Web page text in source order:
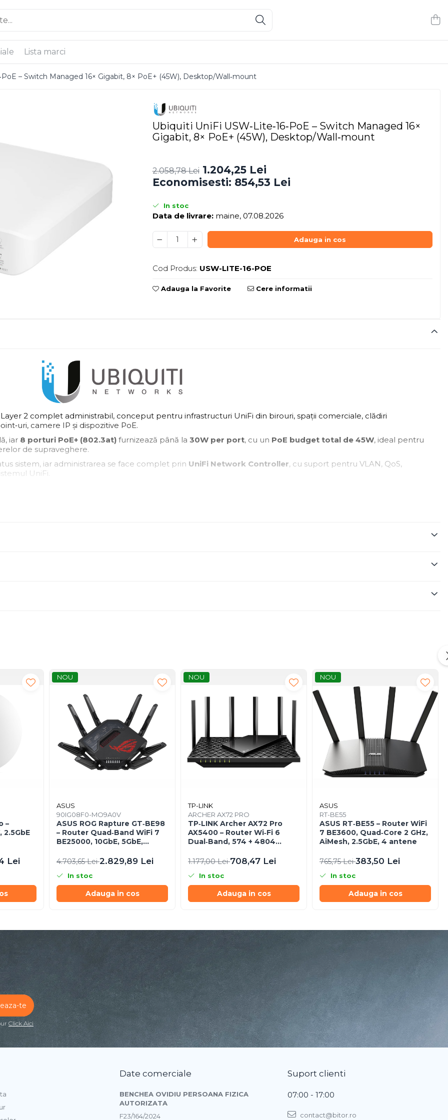
Lista marci
– Switch Managed 16× Gigabit, 8× PoE+ (45W), Desktop/Wall‑mount
Ubiquiti UniFi USW‑Lite‑16‑PoE – Switch Managed 16×
Gigabit, 8× PoE+ (45W), Desktop/Wall‑mount
2.058,78 Lei 1.204,25 Lei
Economisesti: 854,53 Lei
In stoc
Data de livrare:maine, 07.08.2026
Adauga in cos
Cod Produs: USW-LITE-16-POE
Adauga la Favorite Cere informatii
2 complet administrabil, conceput pentru infrastructuri UniFi din birouri, spații comerciale, clădiri
camere IP și dispozitive PoE.
iar 8 porturi PoE+ (802.3at) furnizează până la 30W per port, cu un PoE budget total de 45W, ideal pentru
de supraveghere.
sistem, iar administrarea se face complet prin UniFi Network Controller, cu suport pentru VLAN, QoS,
UniFi.
–
2.5GbE
Lei
NOU
ASUS
90IG08F0-MO9A0V
ASUS ROG Rapture GT‑BE98
– Router Quad‑Band WiFi 7
BE25000, 10GbE, 5GbE,
4.703,65 Lei2.829,89 Lei
In stoc
Adauga in cos
NOU
TP-LINK
ARCHER AX72 PRO
TP‑LINK Archer AX72 Pro
AX5400 – Router Wi‑Fi 6
Dual‑Band, 574 + 4804
2.5Gbps WAN/LAN, USB 3.0
1.177,00 Lei708,47 Lei
In stoc
Adauga in cos
NOU
ASUS
RT-BE55
ASUS RT‑BE55 – Router WiFi
7 BE3600, Quad‑Core 2 GHz,
AiMesh, 2.5GbE, 4 antene
765,75 Lei383,50 Lei
In stoc
Adauga in cos
Click Aici
Date comerciale
BENCHEA OVIDIU PERSOANA FIZICA
AUTORIZATA
F23/164/2024
Suport clienti
07:00 - 17:00
contact@bitor.ro